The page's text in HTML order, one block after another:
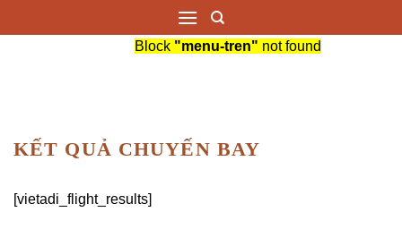
al
Block "menu-tren" not found
KẾT QUẢ CHUYẾN BAY
[vietadi_flight_results]